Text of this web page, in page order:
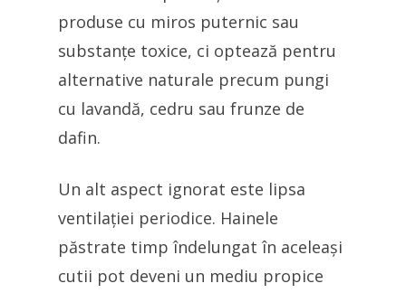
produse cu miros puternic sau
substanțe toxice, ci optează pentru
alternative naturale precum pungi
cu lavandă, cedru sau frunze de
dafin.
Un alt aspect ignorat este lipsa
ventilației periodice. Hainele
păstrate timp îndelungat în aceleași
cutii pot deveni un mediu propice